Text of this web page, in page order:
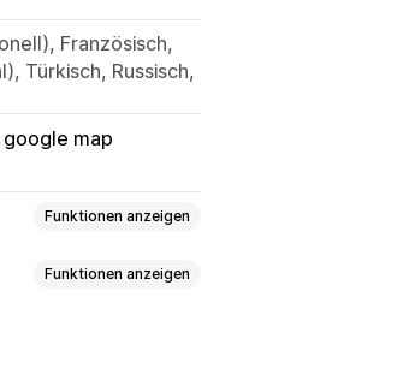
Französisch,
Türkisch, Russisch,
google map
Funktionen anzeigen
Funktionen anzeigen